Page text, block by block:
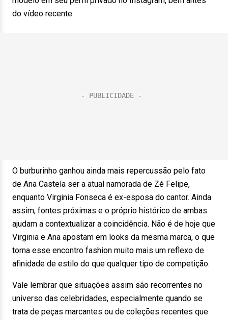
do vídeo recente.
O burburinho ganhou ainda mais repercussão pelo fato
de Ana Castela ser a atual namorada de Zé Felipe,
enquanto Virginia Fonseca é ex-esposa do cantor. Ainda
assim, fontes próximas e o próprio histórico de ambas
ajudam a contextualizar a coincidência. Não é de hoje que
Virginia e Ana apostam em looks da mesma marca, o que
torna esse encontro fashion muito mais um reflexo de
afinidade de estilo do que qualquer tipo de competição.
Vale lembrar que situações assim são recorrentes no
universo das celebridades, especialmente quando se
trata de peças marcantes ou de coleções recentes que